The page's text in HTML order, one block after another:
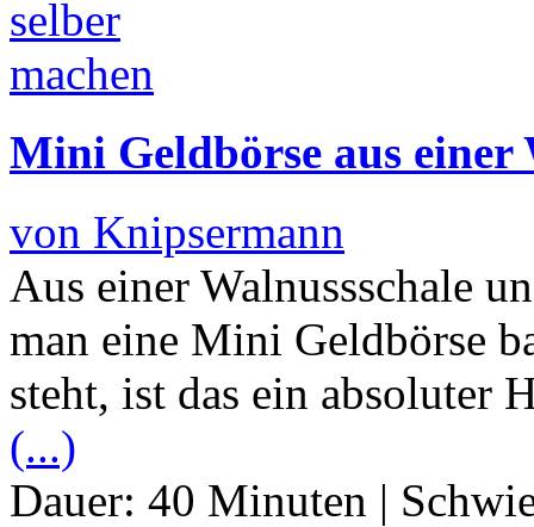
Mini Geldbörse aus einer
von Knipsermann
Aus einer Walnussschale
man eine Mini Geldbörse
steht, ist das ein absoluter
(...)
Dauer: 40 Minuten |